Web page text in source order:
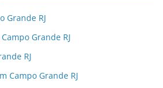
Grande RJ
Grande RJ
RJ
Campo Grande RJ